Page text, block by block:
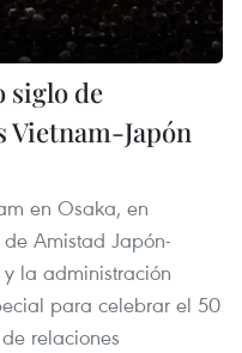
siglo de
Vietnam-Japón
en Osaka, en
Amistad Japón-
la administración
para celebrar el 50
relaciones